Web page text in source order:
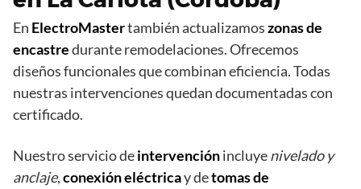
En ElectroMastertambién actualizamoszonas de
encastredurante remodelaciones. Ofrecemos
diseños funcionales que combinan eficiencia. Todas
nuestras intervenciones quedan documentadas con
certificado.
Nuestro servicio deintervenciónincluyenivelado y
anclaje,conexión eléctricay detomas de